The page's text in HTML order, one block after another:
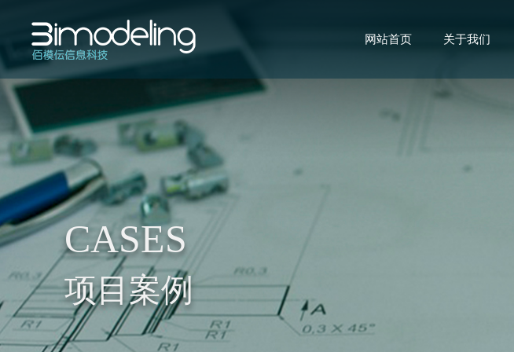
网站首页 关于我们
CASES
项目案例